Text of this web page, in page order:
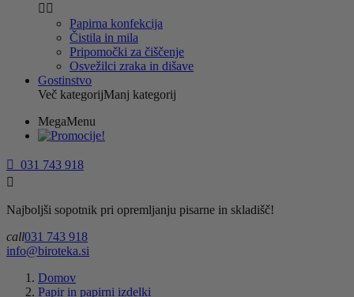
 
Papirna konfekcija
Čistila in mila
Pripomočki za čiščenje
Osvežilci zraka in dišave
Gostinstvo
Več kategorijManj kategorij
MegaMenu

031 743 918

Najboljši sopotnik pri opremljanju pisarne in skladišč!
call031 743 918
info@biroteka.si
Domov
Papir in papirni izdelki